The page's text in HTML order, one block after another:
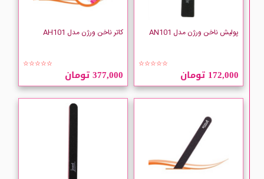
پولیش ناخن ورژن مدل AN101
☆☆☆☆☆
172,000 تومان
کاتر ناخن ورژن مدل AH101
☆☆☆☆☆
377,000 تومان